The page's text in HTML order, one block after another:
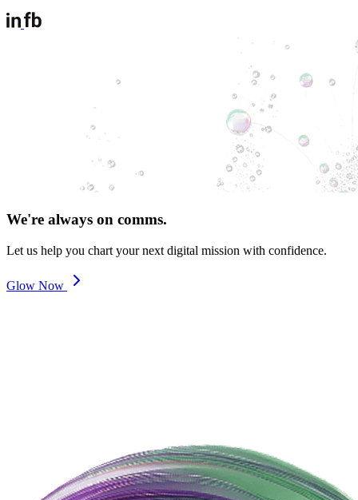
We're always on comms.
Let us help you chart your next digital mission with confidence.
Glow Now